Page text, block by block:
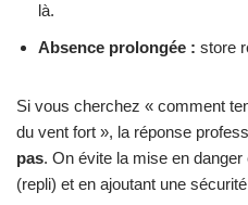
là.
Absence prolongée : store
Si vous cherchez « comment
du vent fort », la réponse
pas. On évite la mise en danger
(repli) et en ajoutant une